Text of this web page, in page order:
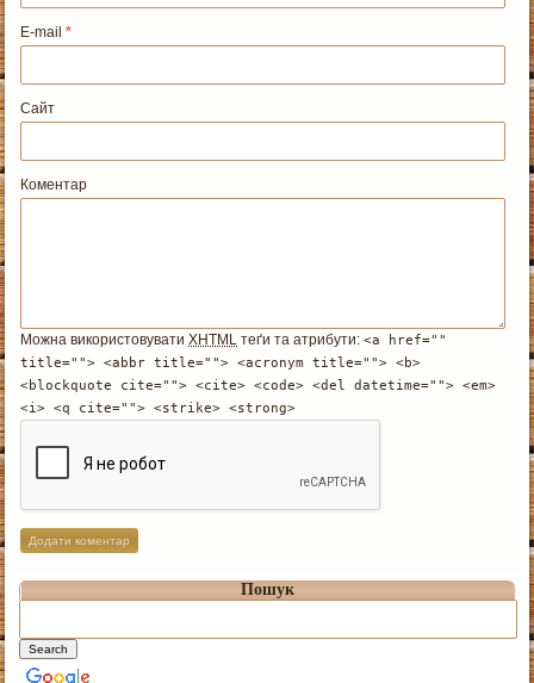
E-mail*
Сайт
Коментар
Можна використовуватиXHTML теґи та атрибути:<a href=""
title=""> <abbr title=""> <acronym title=""> <b>
<blockquote cite=""> <cite> <code> <del datetime=""> <em>
<i> <q cite=""> <strike> <strong>
Пошук